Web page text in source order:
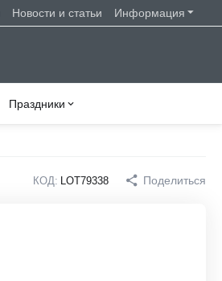
Новости и статьи Информация
Праздники
КОД: LOT79338 Поделиться